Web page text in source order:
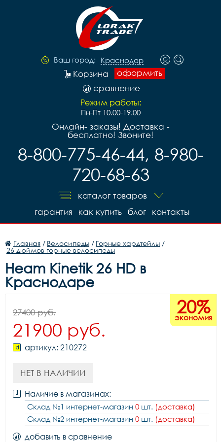
Ваш город: Краснодар
оформить
Корзина
сравнение
Режим работы:
Пн-Пт 10.00-19.00
Онлайн- заказы! Доставка -
бесплатно! Звоните!
8-800-775-46-44, 8-980-
720-68-63
каталог товаров
контакты
блог
как купить
гарантия
Главная / Велосипеды / Горные хардтейлы /
26 дюймов горные велосипеды
Heam Kinetik 26 HD в
Краснодаре
20%
экономия
27400 руб.
21900 руб.
артикул: 210272
НЕТ В НАЛИЧИИ
Наличие в магазинах:
Склад №1 интернет-магазин 0 шт. (доставка)
Склад №2 интернет-магазин 0 шт. (доставка)
добавить в сравнение